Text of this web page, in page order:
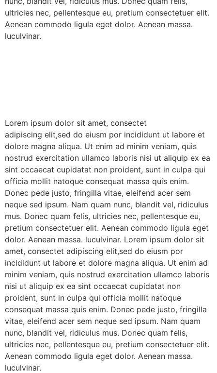
ultricies nec, pellentesque eu, pretium consectetuer elit.
Aenean commodo ligula eget dolor. Aenean massa.
luculvinar.
Lorem ipsum dolor sit amet, consectet
adipiscing elit,sed do eiusm por incididunt ut labore et
dolore magna aliqua. Ut enim ad minim veniam, quis
nostrud exercitation ullamco laboris nisi ut aliquip ex ea
sint occaecat cupidatat non proident, sunt in culpa qui
officia mollit natoque consequat massa quis enim.
Donec pede justo, fringilla vitae, eleifend acer sem
neque sed ipsum. Nam quam nunc, blandit vel, ridiculus
mus. Donec quam felis, ultricies nec, pellentesque eu,
pretium consectetuer elit. Aenean commodo ligula eget
dolor. Aenean massa. luculvinar. Lorem ipsum dolor sit
amet, consectet adipiscing elit,sed do eiusm por
incididunt ut labore et dolore magna aliqua. Ut enim ad
minim veniam, quis nostrud exercitation ullamco laboris
nisi ut aliquip ex ea sint occaecat cupidatat non
proident, sunt in culpa qui officia mollit natoque
consequat massa quis enim. Donec pede justo, fringilla
vitae, eleifend acer sem neque sed ipsum. Nam quam
nunc, blandit vel, ridiculus mus. Donec quam felis,
ultricies nec, pellentesque eu, pretium consectetuer elit.
Aenean commodo ligula eget dolor. Aenean massa.
luculvinar.